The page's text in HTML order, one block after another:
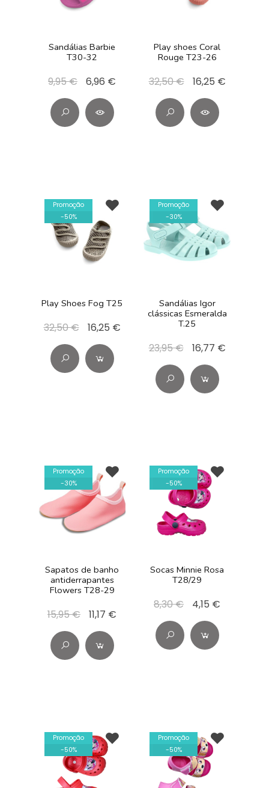
Sandálias Barbie
T30-32
9,95 € 6,96 €
Play shoes Coral
Rouge T23-26
32,50 € 16,25 €
Promoção
-50%
Play Shoes Fog T25
32,50 € 16,25 €
Promoção
-30%
Sandálias Igor
clássicas Esmeralda
T.25
23,95 € 16,77 €
Promoção
-30%
Sapatos de banho
antiderrapantes
Flowers T28-29
15,95 € 11,17 €
Promoção
-50%
Socas Minnie Rosa
T28/29
8,30 € 4,15 €
Promoção
-50%
Promoção
-50%